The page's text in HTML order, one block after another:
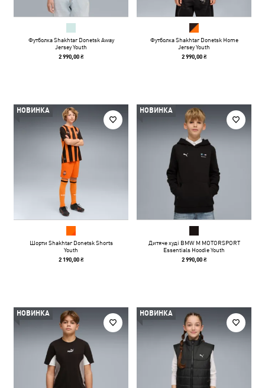
Футболка Shakhtar Donetsk Away
Jersey Youth
2 990,00 ₴
Футболка Shakhtar Donetsk Home
Jersey Youth
2 990,00 ₴
НОВИНКА
Шорти Shakhtar Donetsk Shorts
Youth
2 190,00 ₴
НОВИНКА
Дитяче худі BMW M MOTORSPORT
Essentials Hoodie Youth
2 990,00 ₴
НОВИНКА НОВИНКА